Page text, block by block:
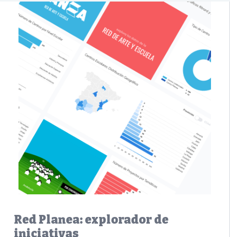
Red Planea: explorador de
iniciativas